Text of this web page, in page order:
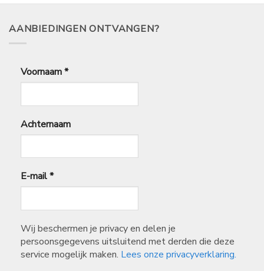
€
AANBIEDINGEN ONTVANGEN?
Voornaam*
Achternaam
E-mail*
Wij beschermen je privacy en delen je
persoonsgegevens uitsluitend met derden die deze
service mogelijk maken. Lees onze privacyverklaring.